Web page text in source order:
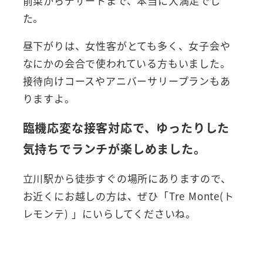
た。
昼下がりは、女性客がとても多く、女子会や
なにかの会合で使われている方もいました。
接待向けコースやアニバーサリープランもあ
りますよ。
臨機応変な接客対応で、ゆったりした
気持ちでランチが楽しめました。
立川駅から徒歩すぐの場所にありますので、
お近くにお越しの方は、ぜひ「Tre Monte(ト
レモンテ) 」にいらしてくださいね。